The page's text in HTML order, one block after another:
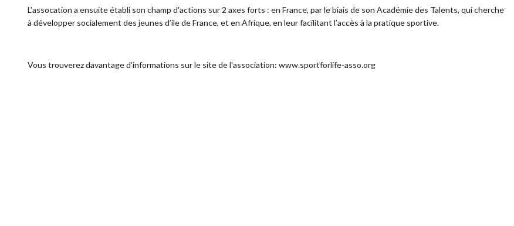
L’assocation a ensuite établi son champ d'actions sur 2 axes forts : en France, par le biais de son Académie des Talents, qui cherche
à développer socialement des jeunes d’ile de France, et en Afrique, en leur facilitant l’accès à la pratique sportive.
Vous trouverez davantage d'informations sur le site de l'association: www.sportforlife-asso.org